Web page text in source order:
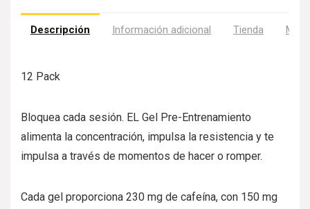
Descripción Información adicional Tienda Más
12 Pack
Bloquea cada sesión. EL Gel Pre-Entrenamiento
alimenta la concentración, impulsa la resistencia y te
impulsa a través de momentos de hacer o romper.
Cada gel proporciona 230 mg de cafeína, con 150 mg